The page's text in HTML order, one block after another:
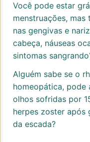
Você pode estar
menstruações,
nas gengivas e
cabeça, náuseas
sintomas
Alguém sabe se o
homeopática, pode
olhos sofridas por
herpes zoster após
da escada?